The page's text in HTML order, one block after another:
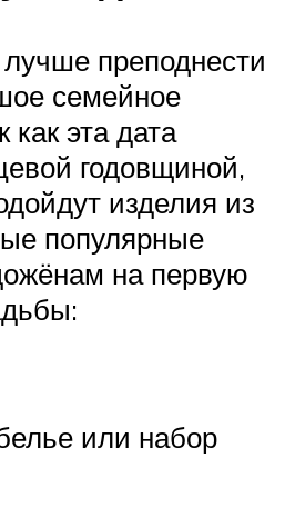
преподнести
семейное
как эта дата
годовщиной,
изделия из
популярные
на первую
или набор